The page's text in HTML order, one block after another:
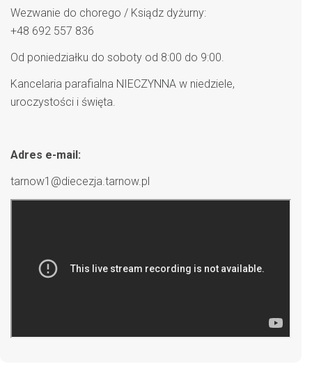
Wezwanie do chorego / Ksiądz dyżurny:
+48 692 557 836
Od poniedziałku do soboty od 8:00 do 9:00.
Kancelaria parafialna NIECZYNNA w niedziele,
uroczystości i święta.
Adres e-mail:
tarnow1@diecezja.tarnow.pl